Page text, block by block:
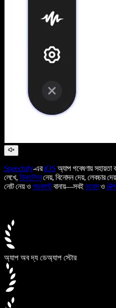
Speechify-এরiOS অ্যাপ গবেষণায় সহায়তা
লেখে, ডিকটেশননেয়, বিনোদন দেয়, লেকচার
নোট নেয় ও পডকাস্টবানায়—সবইভয়েসও
অ্যাপ অব দ্য ডেঅ্যাপ স্টোর